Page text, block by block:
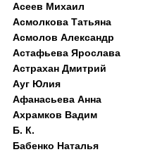
Асеев Михаил
Асмолкова Татьяна
Асмолов Александр
Астафьева Ярослава
Астрахан Дмитрий
Ауг Юлия
Афанасьева Анна
Ахрамков Вадим
Б. К.
Бабенко Наталья